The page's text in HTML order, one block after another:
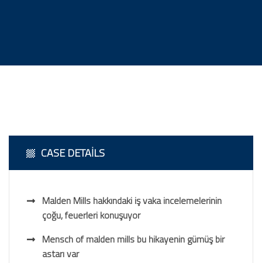
CASE DETAILS
Malden Mills hakkındaki iş vaka incelemelerinin
çoğu, feuerleri konuşuyor
Mensch of malden mills bu hikayenin gümüş bir
astarı var